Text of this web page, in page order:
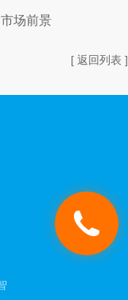
场前景
[ 返回列表 ]